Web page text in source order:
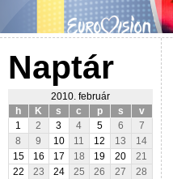
Naptár
2010. február
h
K s c p s
v
1
2 3 4 5 6
7
8
9 10 11 12 13
14
15
16 17 18 19 20
21
22
23 24 25 26 27 28